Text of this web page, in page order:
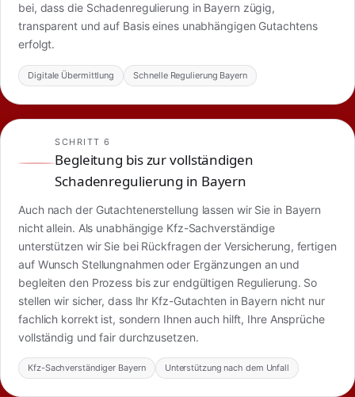
bei, dass die Schadenregulierung in Bayern zügig,
transparent und auf Basis eines unabhängigen Gutachtens
erfolgt.
Digitale Übermittlung Schnelle Regulierung Bayern
SCHRITT 6
Begleitung bis zur vollständigen
Schadenregulierung in Bayern
Auch nach der Gutachtenerstellung lassen wir Sie in Bayern
nicht allein. Als unabhängige Kfz-Sachverständige
unterstützen wir Sie bei Rückfragen der Versicherung, fertigen
auf Wunsch Stellungnahmen oder Ergänzungen an und
begleiten den Prozess bis zur endgültigen Regulierung. So
stellen wir sicher, dass Ihr Kfz-Gutachten in Bayern nicht nur
fachlich korrekt ist, sondern Ihnen auch hilft, Ihre Ansprüche
vollständig und fair durchzusetzen.
Kfz-Sachverständiger Bayern Unterstützung nach dem Unfall